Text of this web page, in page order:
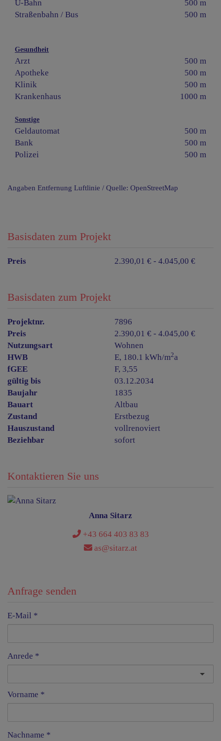
U-Bahn
500 m
Straßenbahn / Bus
500 m
Gesundheit
Arzt
500 m
Apotheke
500 m
Klinik
500 m
Krankenhaus
1000 m
Sonstige
Geldautomat
500 m
Bank
500 m
Polizei
500 m
Angaben Entfernung Luftlinie / Quelle: OpenStreetMap
Basisdaten zum Projekt
Preis 2.390,01 € - 4.045,00 €
Basisdaten zum Projekt
Projektnr.
7896
Preis
2.390,01 € - 4.045,00 €
Nutzungsart
Wohnen
HWB
E, 180.1 kWh/m2a
fGEE
F, 3,55
gültig bis
03.12.2034
Baujahr
1835
Bauart
Altbau
Zustand
Erstbezug
Hauszustand
vollrenoviert
Beziehbar
sofort
Kontaktieren Sie uns
Anna Sitarz
+43 664 403 83 83
as@sitarz.at
Anfrage senden
E-Mail
Anrede
Vorname
Nachname